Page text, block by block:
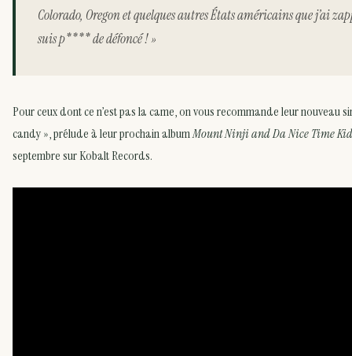
Colorado, Oregon et quelques autres États américains que j’ai
suis p**** de défoncé ! »
Pour ceux dont ce n’est pas la came, on vous recommande leur nouveau
candy », prélude à leur prochain albumMount Ninji and Da Nice Time Kid
septembre sur Kobalt Records.